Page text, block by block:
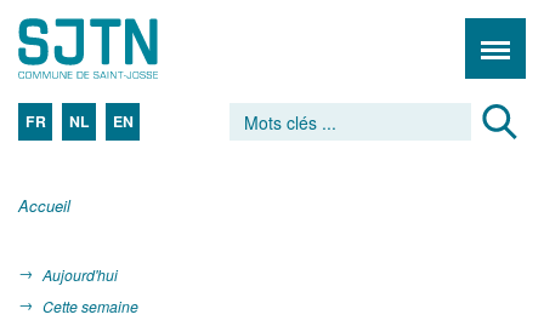
FR NL EN
Accueil
Aujourd'hui
Cette semaine